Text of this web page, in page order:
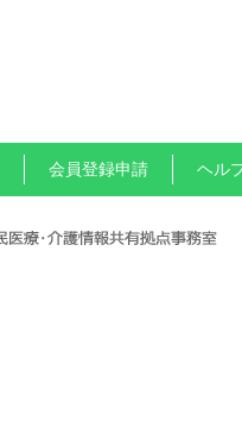
会員登録申請 ヘル